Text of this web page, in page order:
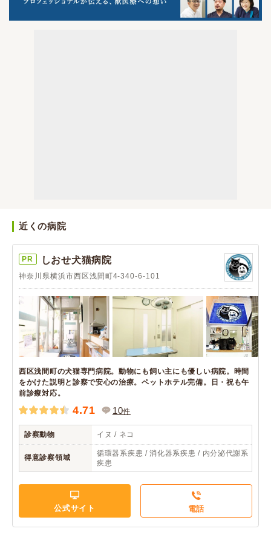
近くの病院
PR しおせ犬猫病院
神奈川県横浜市西区浅間町4-340-6-101
西区浅間町の犬猫専門病院。動物にも飼い主にも優しい病院。時間
をかけた説明と診察で安心の治療。ペットホテル完備。日・祝も午
前診療対応。
4.71 10件
診察動物 イヌ / ネコ
得意診察領域
循環器系疾患 / 消化器系疾患 / 内分泌代謝系
疾患
公式サイト 電話